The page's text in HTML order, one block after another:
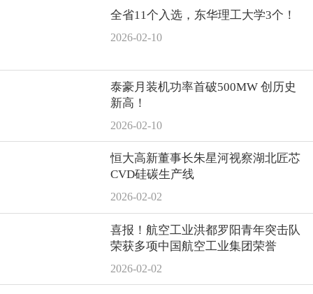
全省11个入选，东华理工大学3个！
2026-02-10
泰豪月装机功率首破500MW 创历史
新高！
2026-02-10
恒大高新董事长朱星河视察湖北匠芯
CVD硅碳生产线
2026-02-02
喜报！航空工业洪都罗阳青年突击队
荣获多项中国航空工业集团荣誉
2026-02-02